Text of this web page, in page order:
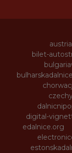
bilet-
digital-
edalnice.org